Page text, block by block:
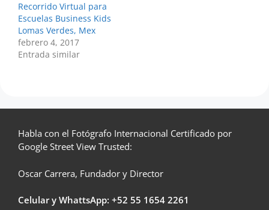
Recorrido Virtual para
Escuelas Business Kids
Lomas Verdes, Mex
febrero 4, 2017
Entrada similar
Habla con el Fotógrafo Internacional Certificado por
Google Street View Trusted:
Oscar Carrera, Fundador y Director
Celular y WhattsApp: +52 55 1654 2261